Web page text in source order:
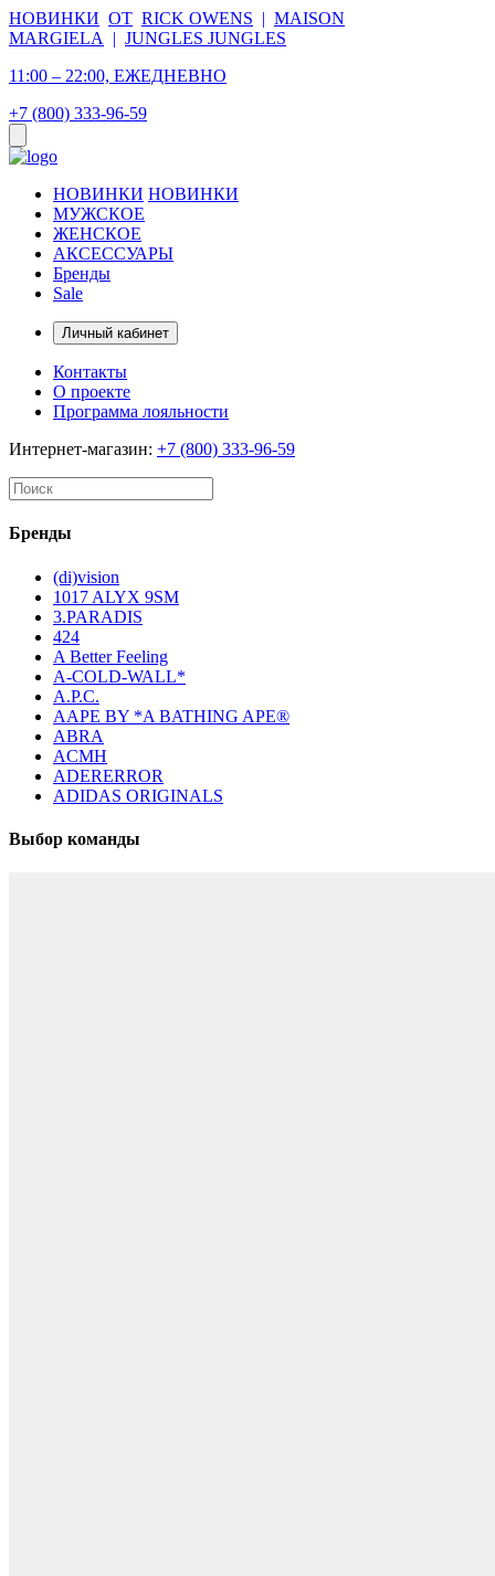
НОВИНКИ ОТ RICK OWENS | MAISON
MARGIELA
| JUNGLES JUNGLES
11:00 – 22:00, ЕЖЕДНЕВНО
+7 (800) 333-96-59
НОВИНКИ НОВИНКИ
МУЖСКОЕ
ЖЕНСКОЕ
АКСЕССУАРЫ
Бренды
Sale
Личный кабинет
Контакты
О проекте
Программа лояльности
Интернет-магазин: +7 (800) 333-96-59
Бренды
(di)vision
1017 ALYX 9SM
3.PARADIS
424
A Better Feeling
A-COLD-WALL*
A.P.C.
AAPE BY *A BATHING APE®
ABRA
ACMH
ADERERROR
ADIDAS ORIGINALS
Выбор команды